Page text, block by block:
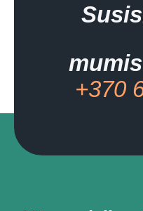
+370